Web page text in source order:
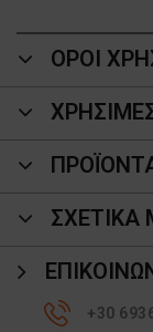
ΟΡΟΙ
ΣΧΕΤΙΚΑ
+30